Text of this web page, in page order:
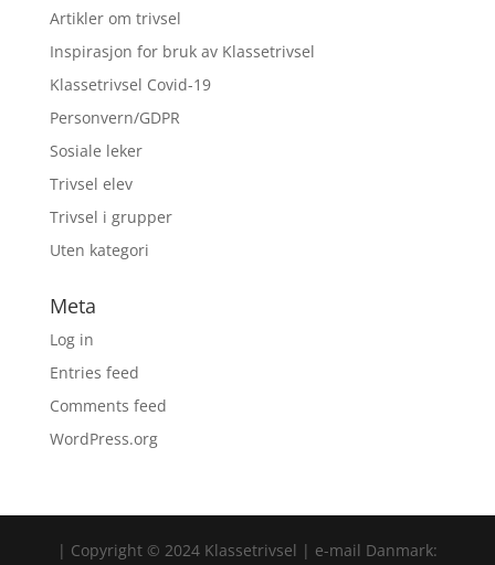
Artikler om trivsel
Inspirasjon for bruk av Klassetrivsel
Klassetrivsel Covid-19
Personvern/GDPR
Sosiale leker
Trivsel elev
Trivsel i grupper
Uten kategori
Meta
Log in
Entries feed
Comments feed
WordPress.org
| Copyright © 2024 Klassetrivsel | e-mail Danmark: